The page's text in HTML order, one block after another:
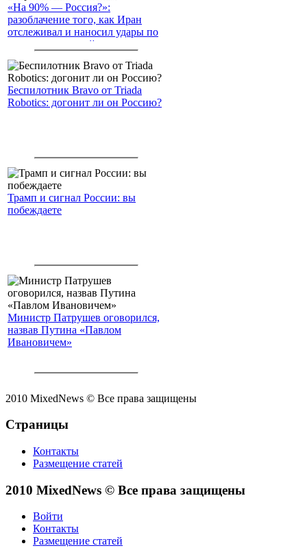
«На 90% — Россия?»:
разоблачение того, как Иран
отслеживал и наносил удары по
американским войскам
Беспилотник Bravo от Triada
Robotics: догонит ли он Россию?
Трамп и сигнал России: вы
побеждаете
Министр Патрушев оговорился,
назвав Путина «Павлом
Ивановичем»
2010 MixedNews © Все права защищены
Страницы
Контакты
Размещение статей
2010 MixedNews © Все права защищены
Войти
Контакты
Размещение статей